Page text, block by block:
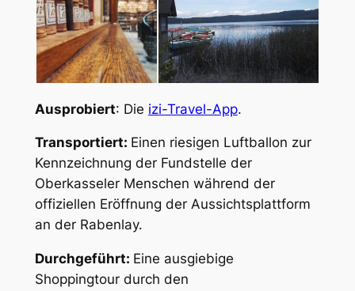
Ausprobiert: Die izi-Travel-App.
Transportiert: Einen riesigen Luftballon zur
Kennzeichnung der Fundstelle der
Oberkasseler Menschen während der
offiziellen Eröffnung der Aussichtsplattform
an der Rabenlay.
Durchgeführt: Eine ausgiebige
Shoppingtour durch den